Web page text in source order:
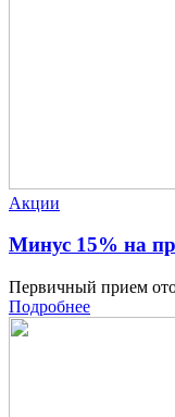
Акции
Минус 15% на
Первичный прием
Подробнее